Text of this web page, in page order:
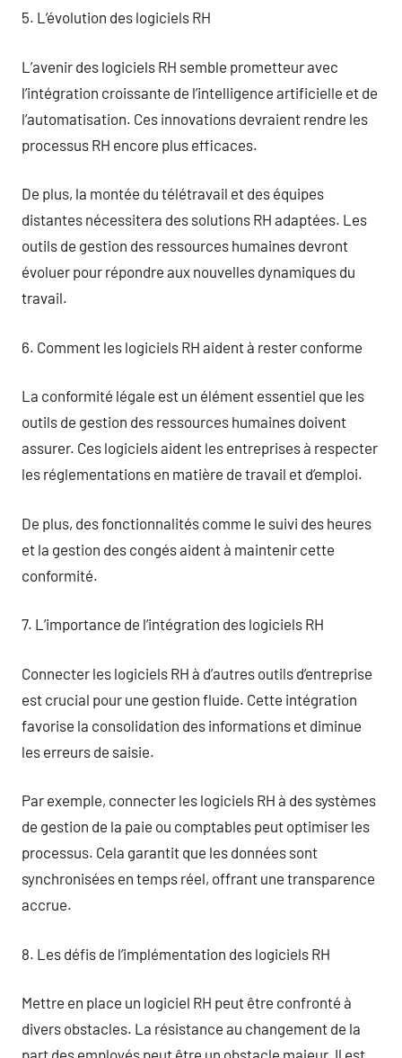
5. L’évolution des logiciels RH
L’avenir des logiciels RH semble prometteur avec
l’intégration croissante de l’intelligence artificielle et de
l’automatisation. Ces innovations devraient rendre les
processus RH encore plus efficaces.
De plus, la montée du télétravail et des équipes
distantes nécessitera des solutions RH adaptées. Les
outils de gestion des ressources humaines devront
évoluer pour répondre aux nouvelles dynamiques du
travail.
6. Comment les logiciels RH aident à rester conforme
La conformité légale est un élément essentiel que les
outils de gestion des ressources humaines doivent
assurer. Ces logiciels aident les entreprises à respecter
les réglementations en matière de travail et d’emploi.
De plus, des fonctionnalités comme le suivi des heures
et la gestion des congés aident à maintenir cette
conformité.
7. L’importance de l’intégration des logiciels RH
Connecter les logiciels RH à d’autres outils d’entreprise
est crucial pour une gestion fluide. Cette intégration
favorise la consolidation des informations et diminue
les erreurs de saisie.
Par exemple, connecter les logiciels RH à des systèmes
de gestion de la paie ou comptables peut optimiser les
processus. Cela garantit que les données sont
synchronisées en temps réel, offrant une transparence
accrue.
8. Les défis de l’implémentation des logiciels RH
Mettre en place un logiciel RH peut être confronté à
divers obstacles. La résistance au changement de la
part des employés peut être un obstacle majeur. Il est